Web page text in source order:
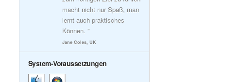
macht nicht nur Spaß, man
lernt auch praktisches
Können. ”
Jane Coles, UK
System-Voraussetzungen